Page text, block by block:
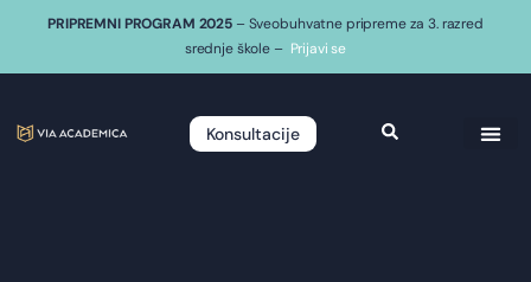
PRIPREMNI PROGRAM 2025 – Sveobuhvatne pripreme za 3. razred
srednje škole – Prijavi se
Konsultacije